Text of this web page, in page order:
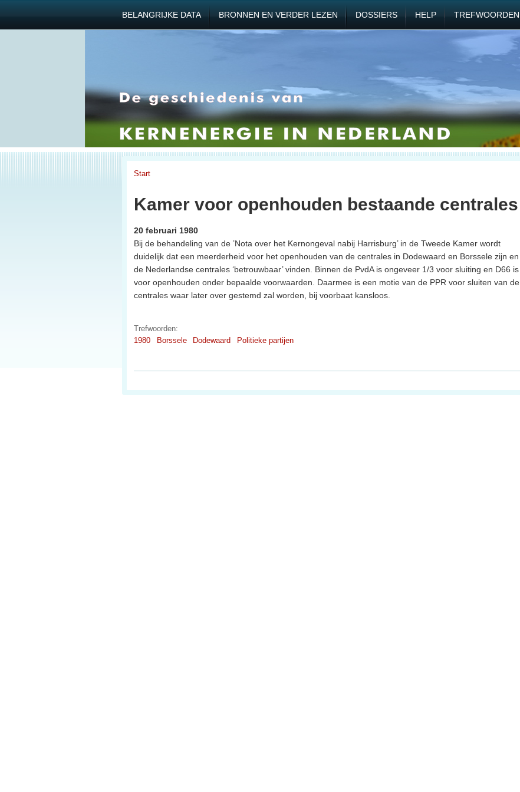
BELANGRIJKE DATA BRONNEN EN VERDER LEZEN DOSSIERS HELP TREFWOORDEN
Start
Kamer voor openhouden bestaande centrales
20 februari 1980
Bij de behandeling van de ’Nota over het Kernongeval nabij Harrisburg’ in de Tweede Kamer wordt
duidelijk dat een meerderheid voor het openhouden van de centrales in Dodewaard en Borssele zijn en
de Nederlandse centrales ‘betrouwbaar’ vinden. Binnen de PvdA is ongeveer 1/3 voor sluiting en D66 is
voor openhouden onder bepaalde voorwaarden. Daarmee is een motie van de PPR voor sluiten van de
centrales waar later over gestemd zal worden, bij voorbaat kansloos.
Trefwoorden:
1980
Borssele Dodewaard Politieke partijen